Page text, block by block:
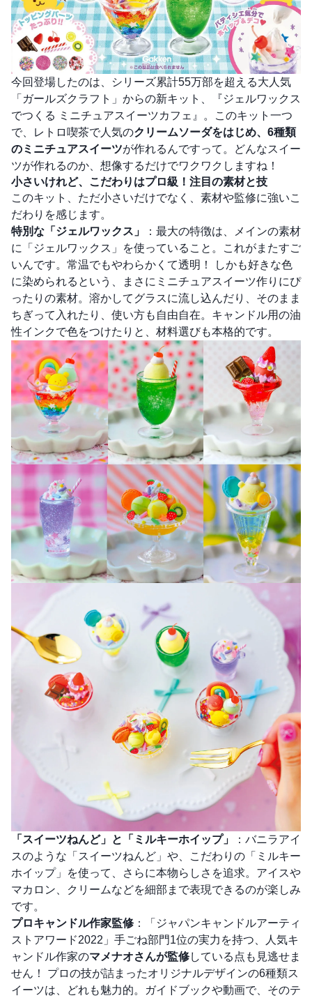
今回登場したのは、シリーズ累計55万部を超える大人気
「ガールズクラフト」からの新キット、『ジェルワックス
でつくる ミニチュアスイーツカフェ』。このキット一つ
で、レトロ喫茶で人気のクリームソーダをはじめ、6種類
のミニチュアスイーツが作れるんですって。どんなスイー
ツが作れるのか、想像するだけでワクワクしますね！
小さいけれど、こだわりはプロ級！注目の素材と技
このキット、ただ小さいだけでなく、素材や監修に強いこ
だわりを感じます。
特別な「ジェルワックス」
：最大の特徴は、メインの素材
に「ジェルワックス」を使っていること。これがまたすご
いんです。常温でもやわらかくて透明！ しかも好きな色
に染められるという、まさにミニチュアスイーツ作りにぴ
ったりの素材。溶かしてグラスに流し込んだり、そのまま
ちぎって入れたり、使い方も自由自在。キャンドル用の油
性インクで色をつけたりと、材料選びも本格的です。
「スイーツねんど」と「ミルキーホイップ」
：バニラアイ
スのような「スイーツねんど」や、こだわりの「ミルキー
ホイップ」を使って、さらに本物らしさを追求。アイスや
マカロン、クリームなどを細部まで表現できるのが楽しみ
です。
プロキャンドル作家監修 ：「ジャパンキャンドルアーティ
ストアワード2022」手ごね部門1位の実力を持つ、人気キ
ャンドル作家のマメナオさんが監修している点も見逃せま
せん！ プロの技が詰まったオリジナルデザインの6種類ス
イーツは、どれも魅力的。ガイドブックや動画で、そのテ